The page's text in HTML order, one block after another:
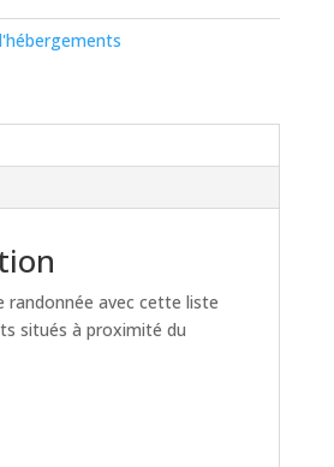
randonnée avec cette liste
situés à proximité du